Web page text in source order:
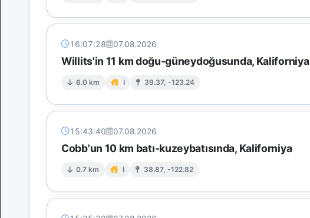
16:07:28 07.08.2026
Willits'in 11 km doğu-güneydoğusunda, Kaliforniya
6.0 km I 39.37, -123.24
15:43:40 07.08.2026
Cobb'un 10 km batı-kuzeybatısında, Kaliforniya
0.7 km I 38.87, -122.82